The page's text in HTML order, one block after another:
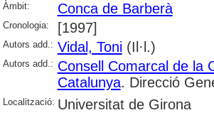
Àmbit: Conca de Barberà
Cronologia: [1997]
Autors add.: Vidal, Toni(Il·l.)
Autors add.: Consell Comarcal de la
Catalunya. Direcció
Localització: Universitat de Girona